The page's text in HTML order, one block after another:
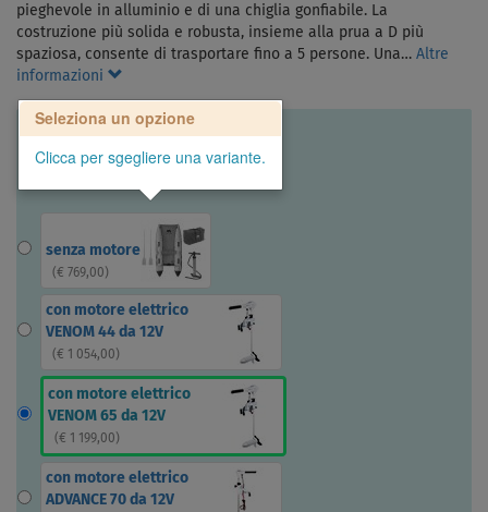
pieghevole in alluminio e di una chiglia gonfiabile. La
costruzione più solida e robusta, insieme alla prua a D più
spaziosa, consente di trasportare fino a 5 persone. Una… Altre
informazioni
Seleziona un opzione
Clicca per sgegliere una variante.
senza motore
( € 769,00)
con motore elettrico
VENOM 44 da 12V
( € 1 054,00)
con motore elettrico
VENOM 65 da 12V
( € 1 199,00)
con motore elettrico
ADVANCE 70 da 12V